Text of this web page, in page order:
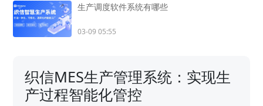
生产调度软件系统有哪些
03-09 05:55
织信MES生产管理系统：实现生
产过程智能化管控